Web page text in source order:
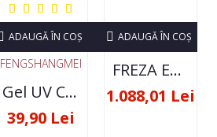
FENGSHANGMEI
Gel UV Constructie FSM 50ML - 07
39,90 Lei
ADAUGĂ ÎN COŞ
FREZA ELECTRICA STRONG 210 35000 RPM- ORIGINALA
1.088,01 Lei
ADAUGĂ ÎN COŞ